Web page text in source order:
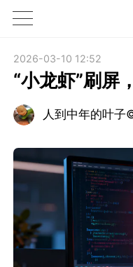
1X
2026-03-10 12:52
“小龙虾”刷屏
人到中年的叶子